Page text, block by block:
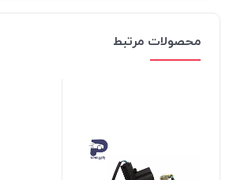
محصولات مرتبط